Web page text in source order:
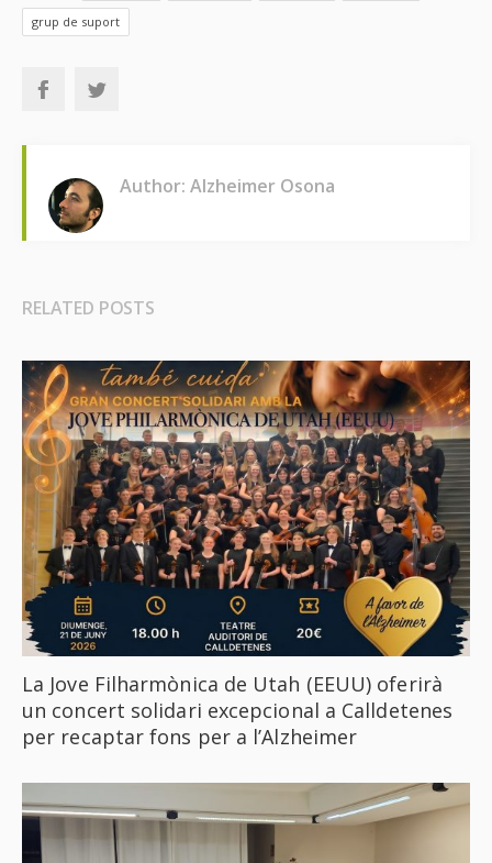
grup de suport
Author: Alzheimer Osona
RELATED POSTS
La Jove Filharmònica de Utah (EEUU) oferirà
un concert solidari excepcional a Calldetenes
per recaptar fons per a l’Alzheimer